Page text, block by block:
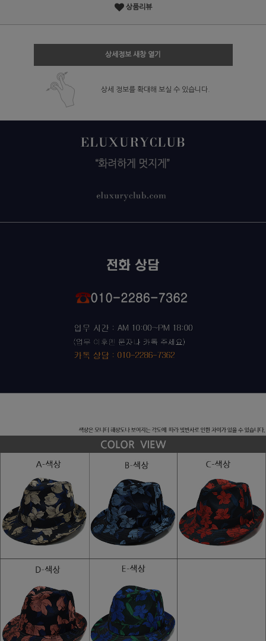
상품리뷰
상세정보 새창 열기
상세 정보를 확대해 보실 수 있습니다.